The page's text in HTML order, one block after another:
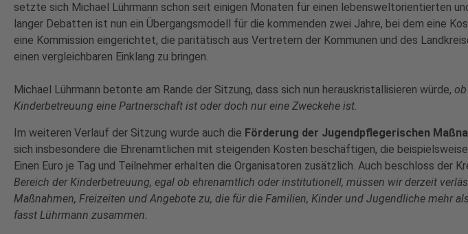
setzte sich Michael Lührmann schon seit einigen Monaten für einen lebensweltorientierten
langer Debatten ist nun ein Übergangsmodell für die kommenden zwei Jahre, bei dem
eine Kommission eingerichtet, die paritätisch aus Vertretern der Kommunen und des
einen vergleichbaren Einklang zu bringen.
Michael Lührmann betonte am Rande der Sitzung, dass sich nun herauskristallisieren würde,
Kinderbetreuung eine Partnerschaft ist oder doch nur eine Zweckehe ist.
Im weiteren Verlauf der Sitzung wurde auch die Förderung der Jugendpflegerischen
sich insbesondere die Ehrenamtlichen mit steigenden Kosten beschäftigen, die
Einen Euro je Tag und Teilnehmer erhalten die Organisatoren zusätzlich. Auch beschloss der
Bereich der Kinderbetreuung, egal ob ehrenamtlich oder institutionell, müssen wir derzeit
Maßnahmen, Freizeiten und Angebote zu, die für die Familien, Kinder und Jugendliche mehr
fasst Lührmann zusammen.